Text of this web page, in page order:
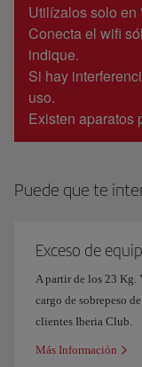
Utilízalos solo en
Conecta el wifi
indique.
Si hay
uso.
Existen aparatos
Puede que te
Exceso de
A partir de los 23 Kg.
cargo de sobrepeso
clientes Iberia Club.
Más Información